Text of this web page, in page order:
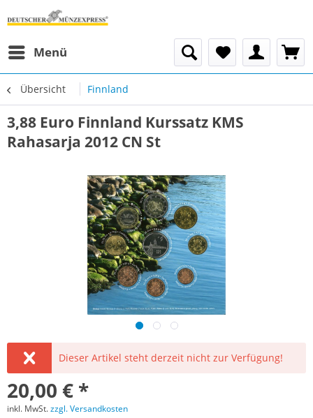
Menü
Übersicht Finnland
3,88 Euro Finnland Kurssatz KMS
Rahasarja 2012 CN St
Dieser Artikel steht derzeit nicht zur Verfügung!
20,00 € *
inkl. MwSt.zzgl. Versandkosten